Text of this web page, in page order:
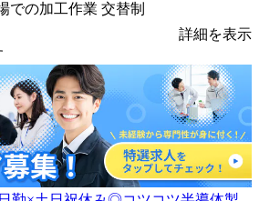
での加工作業 交替制
詳細を表示